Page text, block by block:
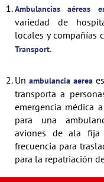
1.Ambulancias aéreas
variedad de
locales y compañías
Transport.
2. Unambulancia aerea
transporta a
emergencia médica
para una
aviones de ala fija
frecuencia para
para la repatriación